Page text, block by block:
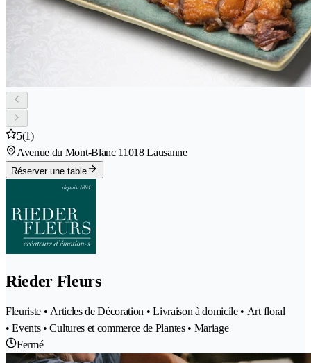
5(1)
Avenue du Mont-Blanc 11018 Lausanne
Réserver une table
Rieder Fleurs
Fleuriste • Articles de Décoration • Livraison à domicile • Art floral
• Events • Cultures et commerce de Plantes • Mariage
Fermé